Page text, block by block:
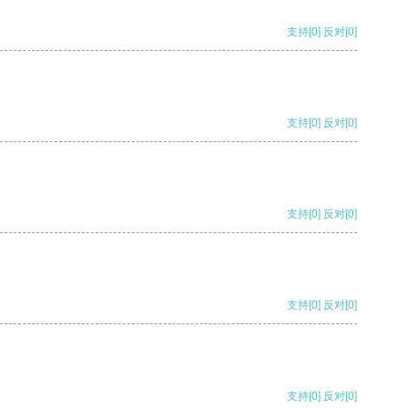
支持[0] 反对[0]
支持[0] 反对[0]
支持[0] 反对[0]
支持[0] 反对[0]
支持[0] 反对[0]